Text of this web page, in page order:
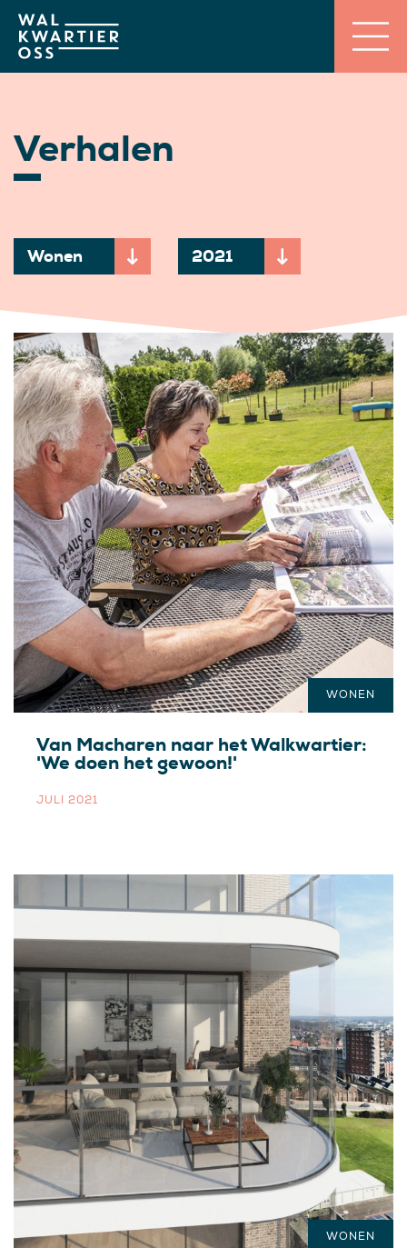
Verhalen
Momenteel gekozen onderwerp:
Wonen
Momenteel gekozen jaar:
2021
Van Macharen naar het Walkwartier:
'We doen het gewoon!'
JULI 2021
WONEN
WONEN